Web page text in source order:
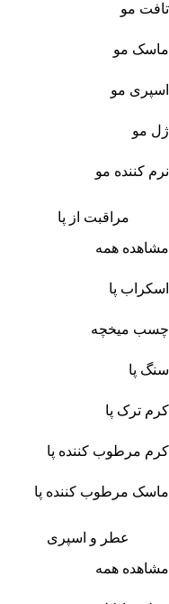
تافت مو
ماسک مو
اسپری مو
ژل مو
نرم کننده مو
مراقبت از پا
مشاهده همه
اسکراب پا
چسب میخچه
سنگ پا
کرم ترک پا
کرم مرطوب کننده پا
ماسک مرطوب کننده پا
عطر و اسپری
مشاهده همه